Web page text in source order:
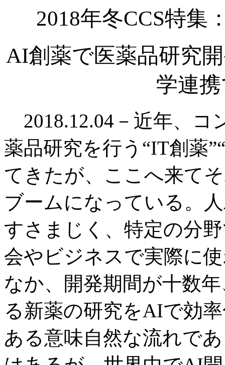
2018年冬CCS特集
AI創薬で医薬品研究
学連
2018.12.04－近年、コ
薬品研究を行う“IT創薬
てきたが、ここへ来て
ブームになっている。
すさまじく、特定の分
会やビジネスで実際に
なか、開発期間が十数
る新薬の研究をAIで効
ある意味自然な流れで